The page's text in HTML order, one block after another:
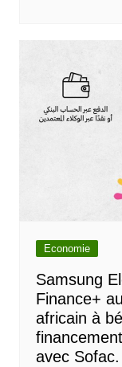
Economie
Samsung
Finance+
africain à
avec Sofac.